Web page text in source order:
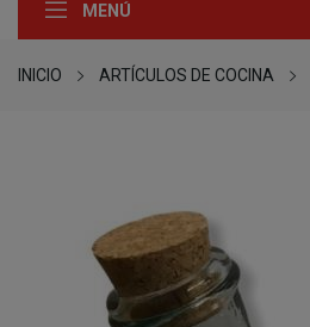
MENÚ
INICIO ARTÍCULOS DE COCINA